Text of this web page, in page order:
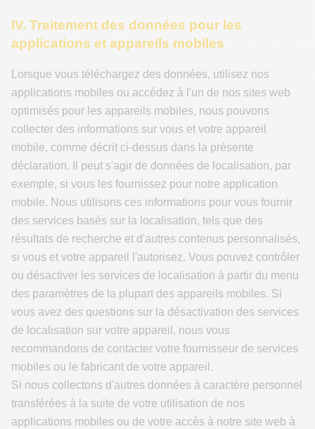
IV. Traitement des données pour les
applications et appareils mobiles
Lorsque vous téléchargez des données, utilisez nos
applications mobiles ou accédez à l'un de nos sites web
optimisés pour les appareils mobiles, nous pouvons
collecter des informations sur vous et votre appareil
mobile, comme décrit ci-dessus dans la présente
déclaration. Il peut s'agir de données de localisation, par
exemple, si vous les fournissez pour notre application
mobile. Nous utilisons ces informations pour vous fournir
des services basés sur la localisation, tels que des
résultats de recherche et d'autres contenus personnalisés,
si vous et votre appareil l'autorisez. Vous pouvez contrôler
ou désactiver les services de localisation à partir du menu
des paramètres de la plupart des appareils mobiles. Si
vous avez des questions sur la désactivation des services
de localisation sur votre appareil, nous vous
recommandons de contacter votre fournisseur de services
mobiles ou le fabricant de votre appareil.
Si nous collectons d'autres données à caractère personnel
transférées à la suite de votre utilisation de nos
applications mobiles ou de votre accès à notre site web à